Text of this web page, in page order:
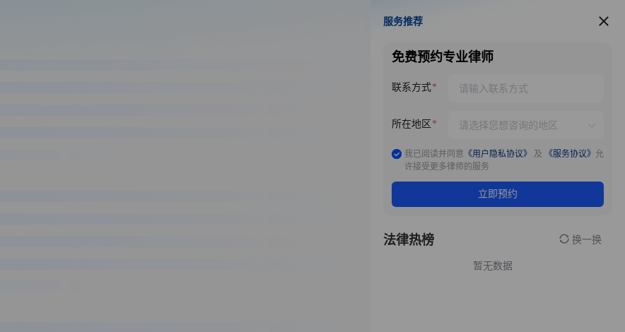
服务推荐
服务推荐
免费预约专业律师
联系方式
所在地区
我已阅读并同意 《用户隐私协议》 及 《服务协议》 允
许接受更多律师的服务
立即预约
法律热榜 换一换
暂无数据